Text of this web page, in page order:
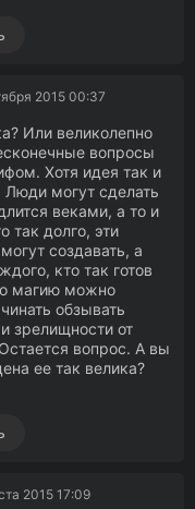
2015 00:37
Или великолепно
вопросы
Хотя идея так и
могут сделать
веками, а то и
так долго, эти
создавать, а
кто так готов
магию можно
обзывать
зрелищности от
вопрос. А вы
ее так велика?
2015 17:09